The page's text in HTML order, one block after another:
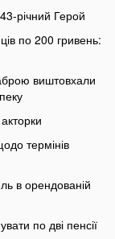
річний Герой
по 200 гривень:
виштовхали
термінів
в орендованій
по дві пенсії